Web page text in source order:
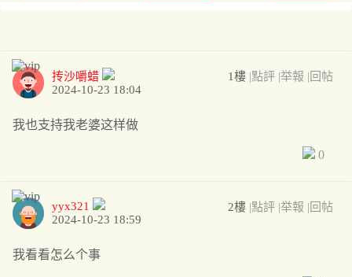
1樓 |點評 |举報 |回帖
抟沙嚼蜡
2024-10-23 18:04
我也支持我老婆这样做
0
2樓 |點評 |举報 |回帖
yyx321
2024-10-23 18:59
我看看怎么个事